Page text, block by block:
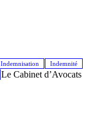
Indemnisation
Indemnité
Le Cabinet d’Avocats